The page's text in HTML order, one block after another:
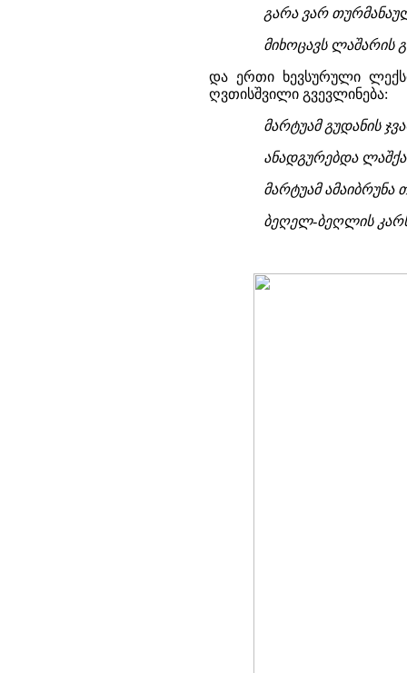
გარა ვარ
მიხოცავს ლაშარის
და ერთი ხევსურული
ღვთისშვილი გვევლინება:
მარტუამ გუდანის
ანადგურებდა
მარტუამ
ბეღელ-ბეღლის კარს